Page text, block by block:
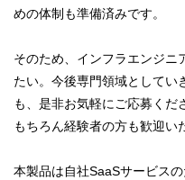
めの体制も準備済みです。
そのため、インフラエンジニ
たい。今後専門領域としてい
も、是非お気軽にご応募くだ
もちろん経験者の方も歓迎い
本製品は自社SaaSサービス